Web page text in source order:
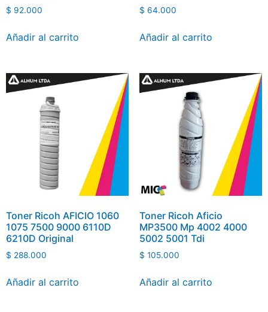
$ 92.000
Añadir al carrito
$ 64.000
Añadir al carrito
Toner Ricoh AFICIO 1060
1075 7500 9000 6110D
6210D Original
$ 288.000
Añadir al carrito
Toner Ricoh Aficio
MP3500 Mp 4002 4000
5002 5001 Tdi
$ 105.000
Añadir al carrito